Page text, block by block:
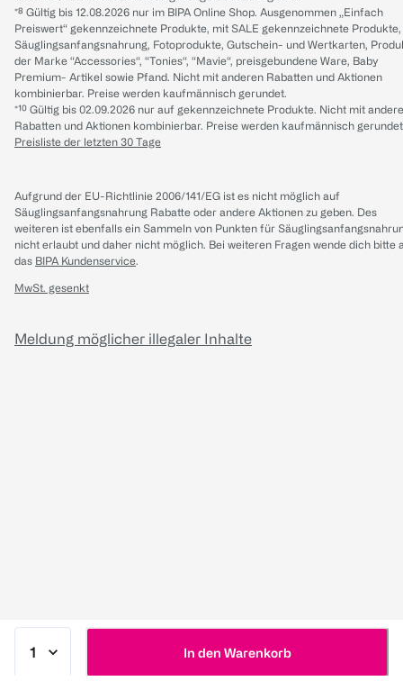
In den Warenkorb
*⁸ Gültig bis 12.08.2026 nur im BIPA Online Shop. Ausgenommen „Einfach
Preiswert“ gekennzeichnete Produkte, mit SALE gekennzeichnete Produkte,
Säuglingsanfangsnahrung, Fotoprodukte, Gutschein- und Wertkarten,
der Marke “Accessories“, “Tonies“, “Mavie“, preisgebundene Ware, Baby
Premium- Artikel sowie Pfand. Nicht mit anderen Rabatten und Aktionen
kombinierbar. Preise werden kaufmännisch gerundet.
*¹⁰ Gültig bis 02.09.2026 nur auf gekennzeichnete Produkte. Nicht mit
Rabatten und Aktionen kombinierbar. Preise werden kaufmännisch
Preisliste der letzten 30 Tage
Aufgrund der EU-Richtlinie 2006/141/EG ist es nicht möglich auf
Säuglingsanfangsnahrung Rabatte oder andere Aktionen zu geben. Des
weiteren ist ebenfalls ein Sammeln von Punkten für
nicht erlaubt und daher nicht möglich. Bei weiteren Fragen wende dich bitte
das BIPA Kundenservice.
MwSt. gesenkt
Meldung möglicher illegaler Inhalte